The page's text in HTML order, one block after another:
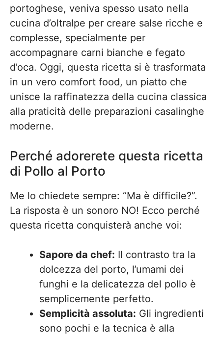
portoghese, veniva spesso usato nella
cucina d’oltralpe per creare salse ricche e
complesse, specialmente per
accompagnare carni bianche e fegato
d’oca. Oggi, questa ricetta si è trasformata
in un vero comfort food, un piatto che
unisce la raffinatezza della cucina classica
alla praticità delle preparazioni casalinghe
moderne.
Perché adorerete questa ricetta
di Pollo al Porto
Me lo chiedete sempre: “Ma è difficile?”.
La risposta è un sonoro NO! Ecco perché
questa ricetta conquisterà anche voi:
Sapore da chef: Il contrasto tra la
dolcezza del porto, l’umami dei
funghi e la delicatezza del pollo è
semplicemente perfetto.
Semplicità assoluta: Gli ingredienti
sono pochi e la tecnica è alla